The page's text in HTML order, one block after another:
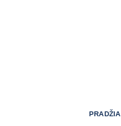
PRADŽIA